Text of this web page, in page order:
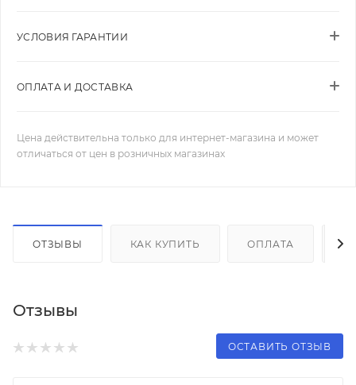
УСЛОВИЯ ГАРАНТИИ
ОПЛАТА И ДОСТАВКА
Цена действительна только для интернет-магазина и может
отличаться от цен в розничных магазинах
ОТЗЫВЫ КАК КУПИТЬ ОПЛАТА
Отзывы
ОСТАВИТЬ ОТЗЫВ